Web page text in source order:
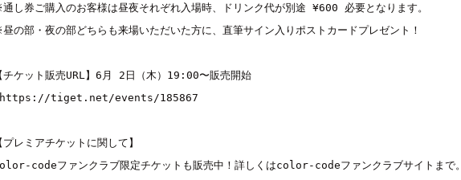
し券ご購入のお客様は昼夜それぞれ入場時、ドリンク代が別途 ¥600 必要となります。
の部・夜の部どちらも来場いただいた方に、直筆サイン入りポストカードプレゼント！
チケット販売URL】6月 2日（木）19:00〜販売開始
tiget.net/events/185867
プレミアチケットに関して】
codeファンクラブ限定チケットも販売中！詳しくはcolor-codeファンクラブサイトまで。